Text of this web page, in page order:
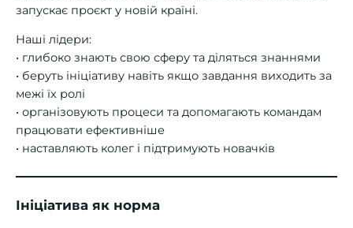
запускає проєкт у новій країні.
Наші лідери:
• глибоко знають свою сферу та діляться знаннями
• беруть ініціативу навіть якщо завдання виходить за
межі їх ролі
• організовують процеси та допомагають командам
працювати ефективніше
• наставляють колег і підтримують новачків
Ініціатива як норма